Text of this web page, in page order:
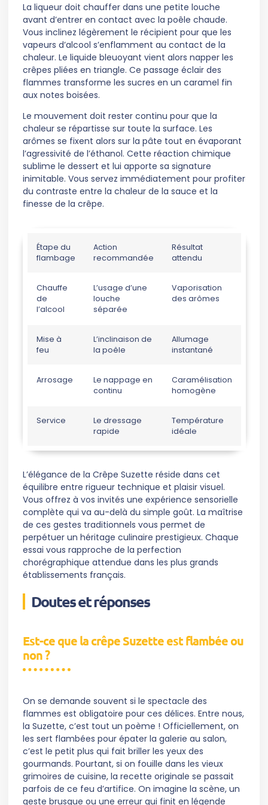
La liqueur doit chauffer dans une petite louche
avant d’entrer en contact avec la poêle chaude.
Vous inclinez légèrement le récipient pour que les
vapeurs d’alcool s’enflamment au contact de la
chaleur. Le liquide bleuoyant vient alors napper les
crêpes pliées en triangle. Ce passage éclair des
flammes transforme les sucres en un caramel fin
aux notes boisées.
Le mouvement doit rester continu pour que la
chaleur se répartisse sur toute la surface. Les
arômes se fixent alors sur la pâte tout en évaporant
l’agressivité de l’éthanol. Cette réaction chimique
sublime le dessert et lui apporte sa signature
inimitable. Vous servez immédiatement pour profiter
du contraste entre la chaleur de la sauce et la
finesse de la crêpe.
Étape du
flambage
Action
recommandée
Résultat
attendu
Chauffe
de
l’alcool
L’usage d’une
louche
séparée
Vaporisation
des arômes
Mise à
feu
L’inclinaison de
la poêle
Allumage
instantané
Arrosage
Le nappage en
continu
Caramélisation
homogène
Service
Le dressage
rapide
Température
idéale
L’élégance de la Crêpe Suzette réside dans cet
équilibre entre rigueur technique et plaisir visuel.
Vous offrez à vos invités une expérience sensorielle
complète qui va au-delà du simple goût. La maîtrise
de ces gestes traditionnels vous permet de
perpétuer un héritage culinaire prestigieux. Chaque
essai vous rapproche de la perfection
chorégraphique attendue dans les plus grands
établissements français.
Doutes et réponses
Est-ce que la crêpe Suzette est flambée ou
non ?
On se demande souvent si le spectacle des
flammes est obligatoire pour ces délices. Entre nous,
la Suzette, c’est tout un poème ! Officiellement, on
les sert flambées pour épater la galerie au salon,
c’est le petit plus qui fait briller les yeux des
gourmands. Pourtant, si on fouille dans les vieux
grimoires de cuisine, la recette originale se passait
parfois de ce feu d’artifice. On imagine la scène, un
geste brusque ou une erreur qui finit en légende